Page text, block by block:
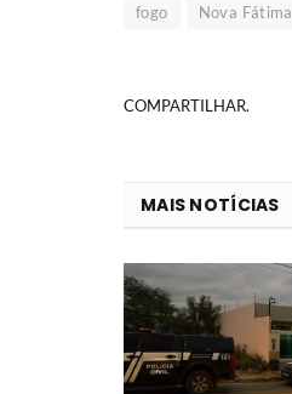
fogo Nova Fátima
COMPARTILHAR.
MAIS NOTÍCIAS